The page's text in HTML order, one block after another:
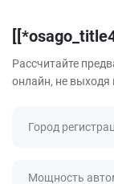
Рассчитайте
онлайн, не выходя
Город
Мощность